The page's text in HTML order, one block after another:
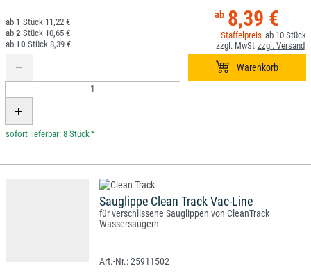
8,39 €
10
1
11,22 €
2
10,65 €
10
8,39 €
*
Sauglippe Clean Track Vac-Line
für verschlissene Sauglippen von CleanTrack
Wassersaugern
25911502